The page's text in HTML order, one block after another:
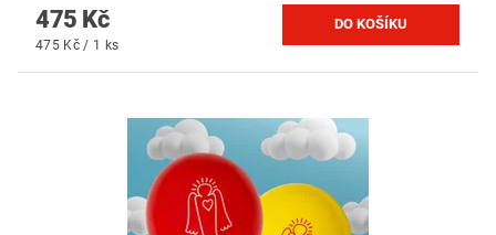
475 Kč
475 Kč / 1 ks